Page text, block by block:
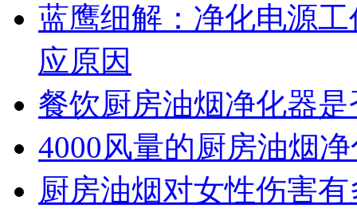
蓝鹰细解：净化电源
应原因
餐饮厨房油烟净化器
4000风量的厨房油烟
厨房油烟对女性伤害